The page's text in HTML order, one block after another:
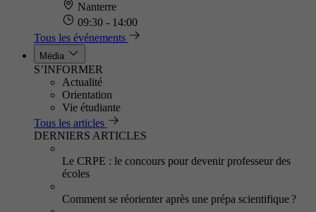
Nanterre
09:30 - 14:00
Tous les événements
Média
S’INFORMER
Actualité
Orientation
Vie étudiante
Tous les articles
DERNIERS ARTICLES
Le CRPE : le concours pour devenir professeur des
écoles
Comment se réorienter après une prépa scientifique ?